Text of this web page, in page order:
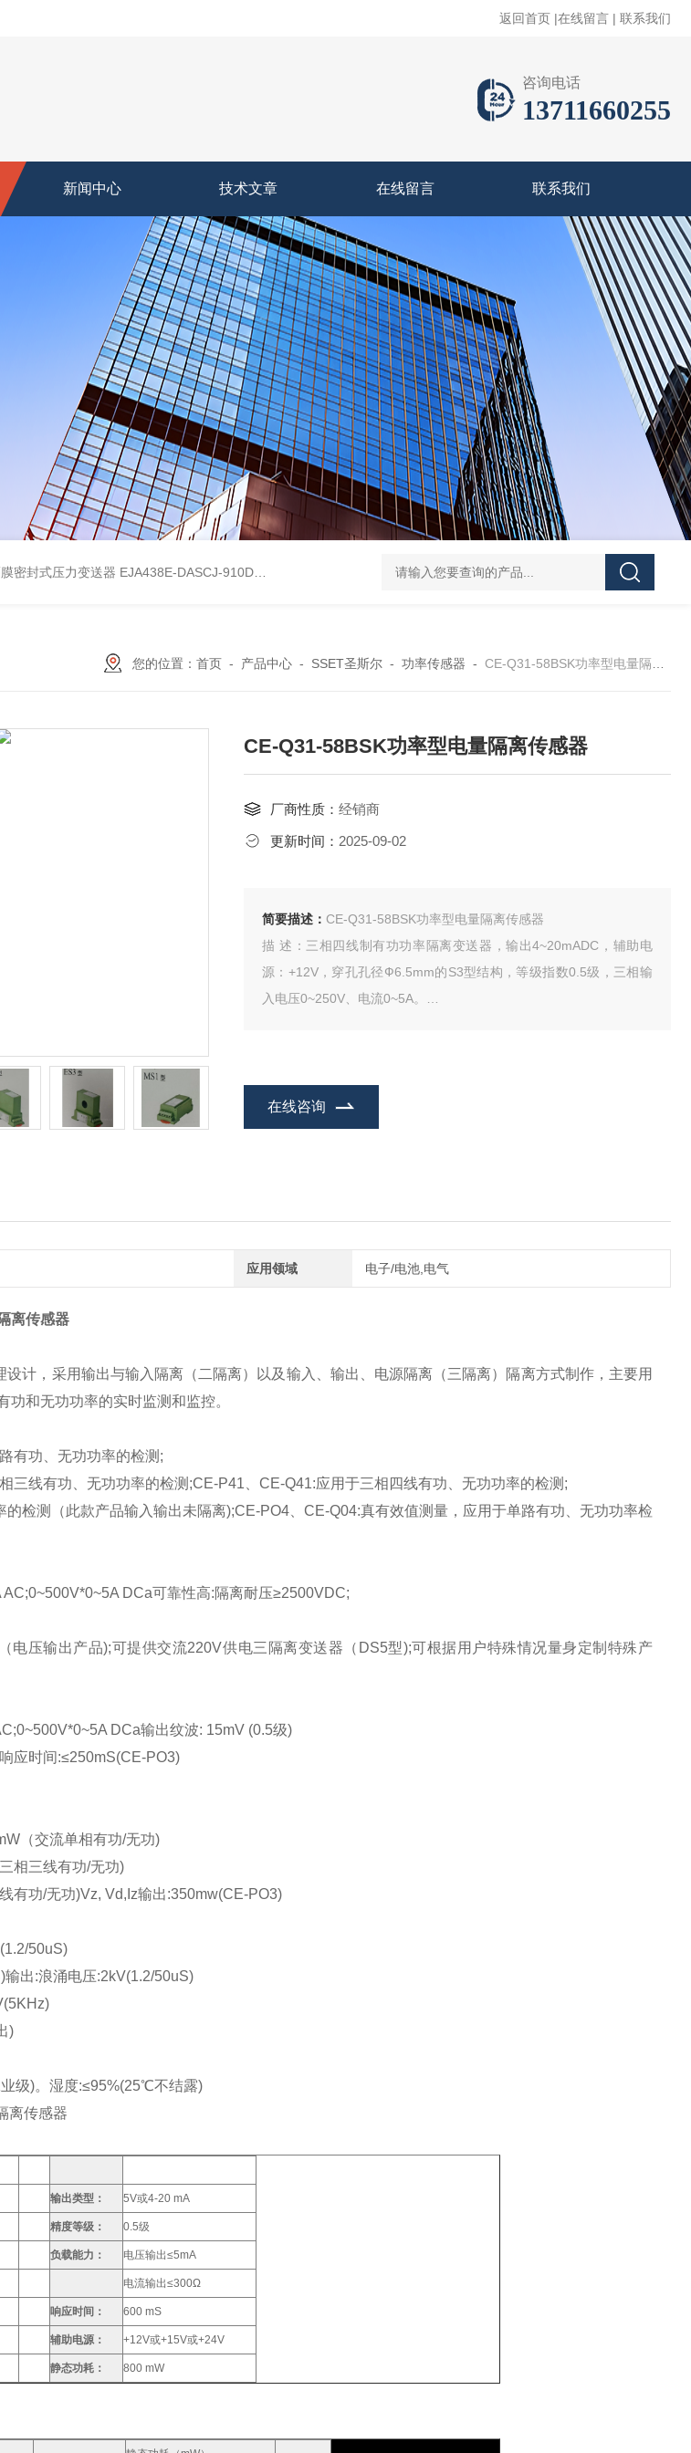
返回首页 |在线留言 | 联系我们
咨询电话
13711660255
新闻中心 技术文章 在线留言 联系我们
密封式压力变送器 EJA438E-DASCJ-910DA隔膜密封式压力变送器 EJA438E-DHSCJ-910DA隔膜密封式压力变送器
您的位置： 首页- 产品中心- SSET圣斯尔- 功率传感器 - CE-Q31-58BSK功率型电量隔离传感器
CE-Q31-58BSK功率型电量隔离传感器
厂商性质： 经销商
更新时间： 2025-09-02
简要描述： CE-Q31-58BSK功率型电量隔离传感器
描 述：三相四线制有功功率隔离变送器，输出4~20mADC，辅助电
源：+12V，穿孔孔径Ф6.5mm的S3型结构，等级指数0.5级，三相输
入电压0~250V、电流0~5A。
在线咨询
应用领域 电子/电池,电气
离传感器
设计，采用输出与输入隔离（二隔离）以及输入、输出、电源隔离（三隔离）隔离方式制作，主要用
功和无功功率的实时监测和监控。
有功、无功功率的检测;
三线有功、无功功率的检测;CE-P41、CE-Q41:应用于三相四线有功、无功功率的检测;
的检测（此款产品输入输出未隔离);CE-PO4、CE-Q04:真有效值测量，应用于单路有功、无功功率检
DCa可靠性高:隔离耐压≥2500VDC;
电压输出产品);可提供交流220V供电三隔离变送器（DS5型);可根据用户特殊情况量身定制特殊产
DCa输出纹波: 15mV (0.5级)
应时间:≤250mS(CE-PO3)
（交流单相有功/无功)
相三线有功/无功)
有功/无功)Vz, Vd,Iz输出:350mw(CE-PO3)
50uS)
出:浪涌电压:2kV(1.2/50uS)
)
级)。湿度:≤95%(25℃不结露)
离传感器
输出类型： 5V或4-20 mA
精度等级： 0.5级
负载能力： 电压输出≤5mA
电流输出≤300Ω
响应时间： 600 mS
辅助电源： +12V或+15V或+24V
静态功耗： 800 mW